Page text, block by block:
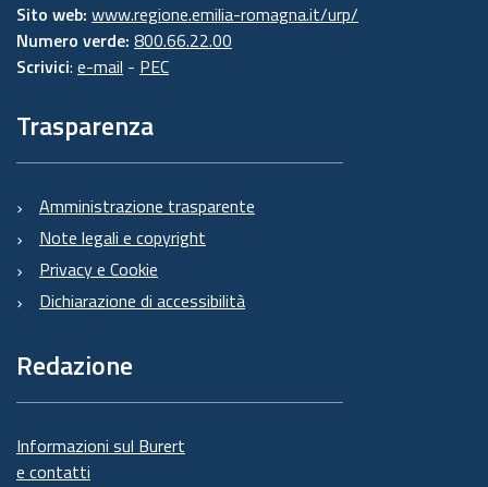
Sito web: www.regione.emilia-romagna.it/urp/
Numero verde: 800.66.22.00
Scrivici: e-mail - PEC
Trasparenza
Amministrazione trasparente
Note legali e copyright
Privacy e Cookie
Dichiarazione di accessibilità
Redazione
Informazioni sul Burert
e contatti